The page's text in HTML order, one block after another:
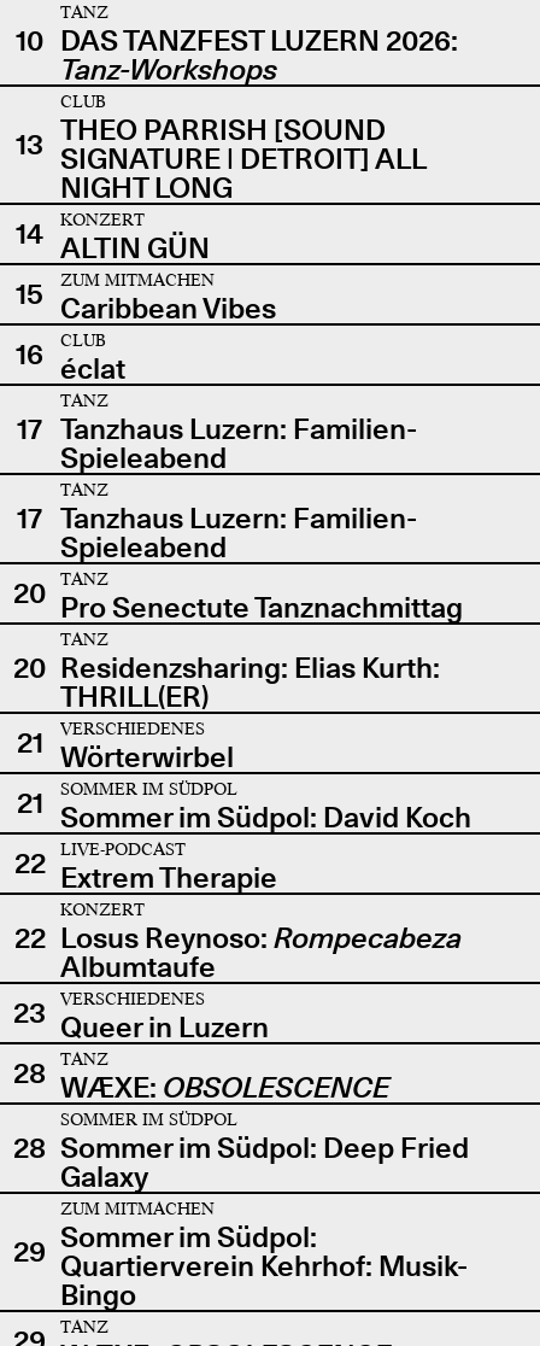
10
TANZ
DAS TANZFEST LUZERN 2026:
Tanz-Workshops
13
CLUB
THEO PARRISH [SOUND
SIGNATURE | DETROIT] ALL
NIGHT LONG
14
KONZERT
ALTIN GÜN
15
ZUM MITMACHEN
Caribbean Vibes
16
CLUB
éclat
17
TANZ
Tanzhaus Luzern: Familien-
Spieleabend
17
TANZ
Tanzhaus Luzern: Familien-
Spieleabend
20
TANZ
Pro Senectute Tanznachmittag
20
TANZ
Residenzsharing: Elias Kurth:
THRILL(ER)
21
VERSCHIEDENES
Wörterwirbel
21
SOMMER IM SÜDPOL
Sommer im Südpol: David Koch
22
LIVE-PODCAST
Extrem Therapie
22
KONZERT
Losus Reynoso: Rompecabeza
Albumtaufe
23
VERSCHIEDENES
Queer in Luzern
28
TANZ
WÆXE: OBSOLESCENCE
28
SOMMER IM SÜDPOL
Sommer im Südpol: Deep Fried
Galaxy
29
ZUM MITMACHEN
Sommer im Südpol:
Quartierverein Kehrhof: Musik-
Bingo
TANZ